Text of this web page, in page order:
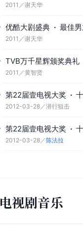
2011 ／谢天华
优酷大剧盛典 · 最佳
2011 ／谢天华
TVB万千星辉颁奖典礼
2011 ／黄智贤
第22届壹电视大奖 ·
2012-03-28 ／潜行狙击
第22届壹电视大奖 ·
2012-03-28 ／陈法拉
电视剧音乐